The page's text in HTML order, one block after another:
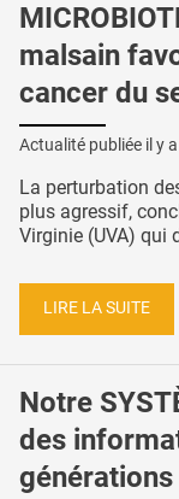
malsain
cancer du
Actualité publiée il y a
La perturbation
plus agressif,
Virginie (UVA) qui
LIRE LA SUITE
Notre
des
générations